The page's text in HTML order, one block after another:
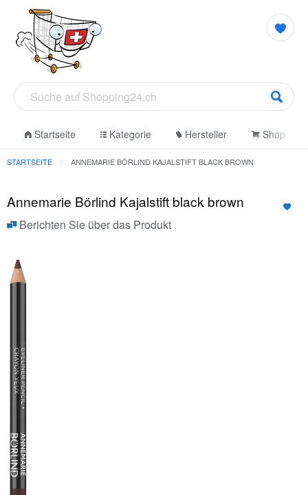
Startseite Kategorie Hersteller Shop
STARTSEITE ANNEMARIE BÖRLIND KAJALSTIFT BLACK BROWN
Annemarie Börlind Kajalstift black brown
Berichten Sie über das Produkt